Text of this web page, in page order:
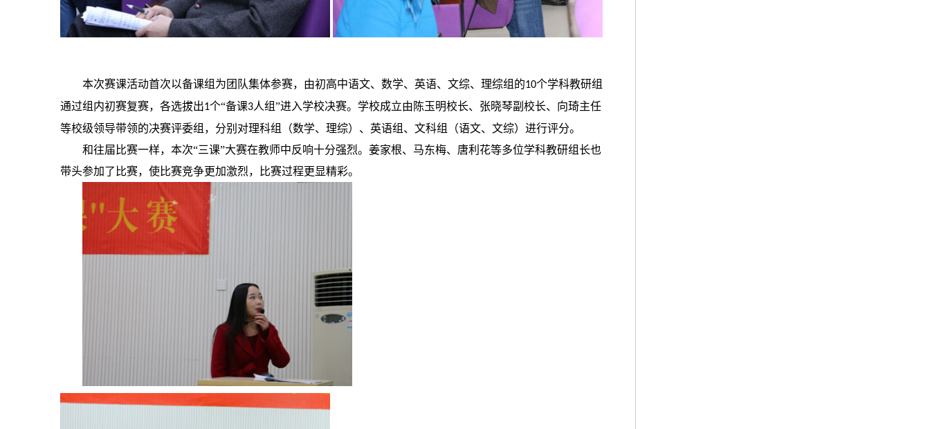
本次赛课活动首次以备课组为团队集体参赛，由初高中语文、数学、英语、文综、理综组的10个学科教研组
通过组内初赛复赛，各选拔出1个“备课3人组”进入学校决赛。学校成立由陈玉明校长、张晓琴副校长、向琦主任
等校级领导带领的决赛评委组，分别对理科组（数学、理综）、英语组、文科组（语文、文综）进行评分。
和往届比赛一样，本次“三课”大赛在教师中反响十分强烈。姜家根、马东梅、唐利花等多位学科教研组长也
带头参加了比赛，使比赛竞争更加激烈，比赛过程更显精彩。